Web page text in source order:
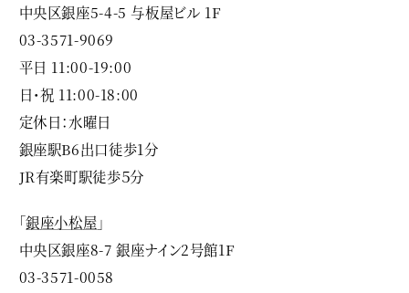
中央区銀座5-4-5 与板屋ビル 1F
03-3571-9069
平日 11:00-19:00
日・祝 11:00-18:00
定休日：水曜日
銀座駅B6出口徒歩1分
JR有楽町駅徒歩５分
「銀座小松屋」
中央区銀座8-7 銀座ナイン2号館1F
03-3571-0058